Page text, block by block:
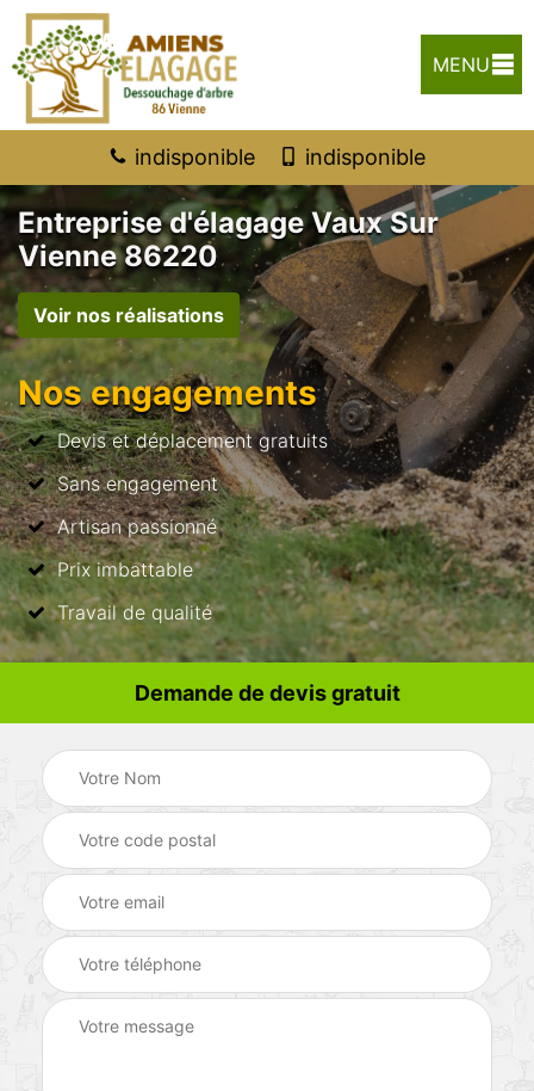
MENU
indisponible indisponible
Entreprise d'élagage Vaux Sur
Vienne 86220
Voir nos réalisations
Nos engagements
Devis et déplacement gratuits
Sans engagement
Artisan passionné
Prix imbattable
Travail de qualité
Demande de devis gratuit